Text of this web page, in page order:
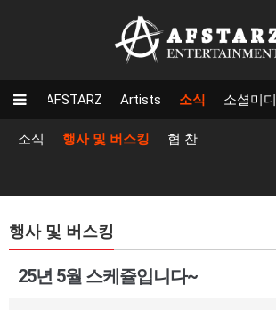
AFSTARZ Artists 소식 소셜미
소식 행사 및 버스킹 협 찬
행사 및 버스킹
25년 5월 스케쥴입니다~